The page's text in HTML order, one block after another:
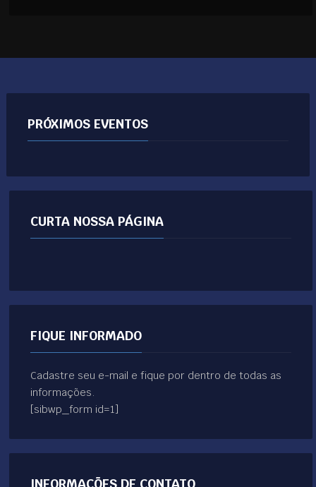
PRÓXIMOS EVENTOS
CURTA NOSSA PÁGINA
FIQUE INFORMADO
Cadastre seu e-mail e fique por dentro de todas as
informações.
[sibwp_form id=1]